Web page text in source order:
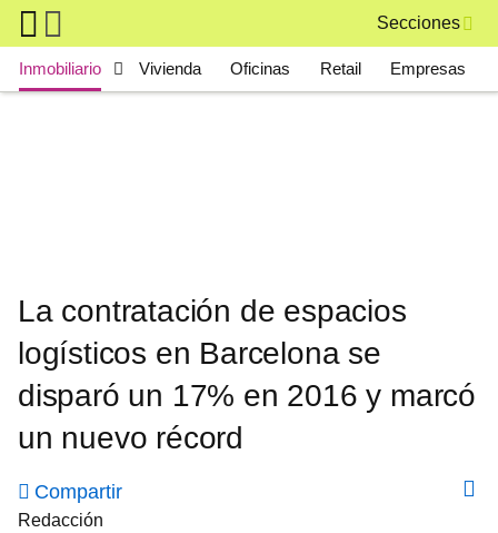
Skip to main content
Secciones
Main navigation
Inmobiliario Vivienda Oficinas Retail Empresas
La contratación de espacios
logísticos en Barcelona se
disparó un 17% en 2016 y marcó
un nuevo récord
Compartir
Redacción